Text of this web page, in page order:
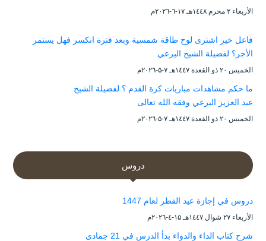
الأربعاء ۲ محرم ۱٤٤۸هـ ۱۷-٦-۲۰۲٦م
فاعل خير اشترى لوح طاقة شمسية وبعد فترة انكسر فهل يستمر
الأجر؟ لفضيلة الشيخ البرعي
الخميس ۲۰ ذو القعدة ۱٤٤۷هـ ۷-۵-۲۰۲٦م
ما حكم مشاهدات مباريات كرة القدم ؟ لفضيلة الشيخ
عبد العزيز البرعي وفقه الله تعالى
الخميس ۲۰ ذو القعدة ۱٤٤۷هـ ۷-۵-۲۰۲٦م
دروس
دروس في إجازة عيد الفطر لعام 1447
الأربعاء ۲۷ شوال ۱٤٤۷هـ ۱۵-٤-۲۰۲٦م
شرح كتاب الداء والدواء بدأ الدرس في 21 جمادى